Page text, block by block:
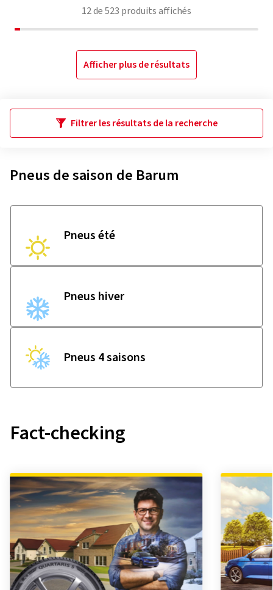
12de523 produits affichés
Afficher plus de résultats
Filtrer les résultats de la recherche
Pneus de saison de Barum
Pneus été
Pneus hiver
Pneus 4 saisons
Fact-checking